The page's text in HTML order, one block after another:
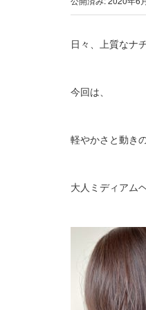
日々、上質なナ
今回は、
軽やかさと動き
大人ミディアム